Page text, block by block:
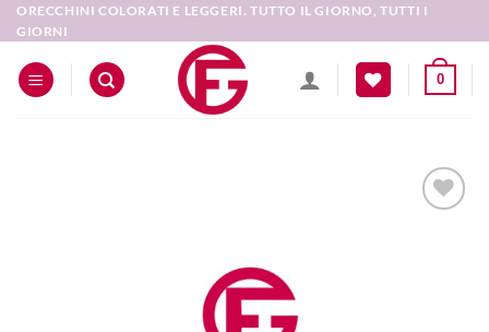
Salta
ai
contenuti
ORECCHINI COLORATI E LEGGERI. TUTTO IL GIORNO, TUTTI I
GIORNI
0